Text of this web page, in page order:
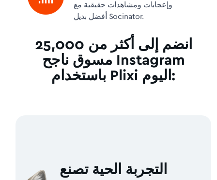
وإعجابات ومشاهدات حقيقية مع
أفضل بديل Socinator.
انضم إلى أكثر من 25,000
مسوق ناجح Instagram
باستخدام Plixi اليوم:
التجربة الحية تصنع